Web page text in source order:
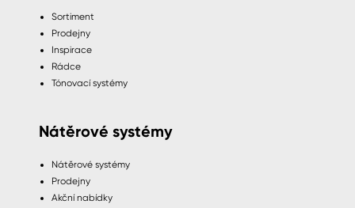
Sortiment
Prodejny
Inspirace
Rádce
Tónovací systémy
Nátěrové systémy
Nátěrové systémy
Prodejny
Akční nabídky